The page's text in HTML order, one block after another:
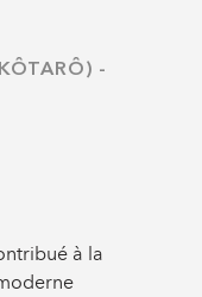
-
à la